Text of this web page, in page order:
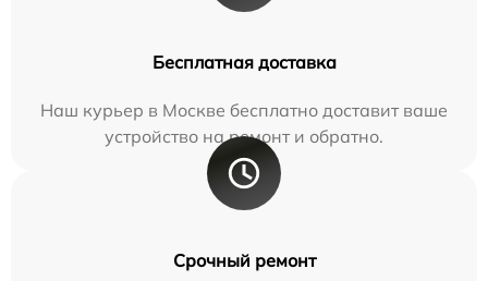
Бесплатная доставка
Наш курьер в Москве бесплатно доставит ваше
устройство на ремонт и обратно.
Срочный ремонт